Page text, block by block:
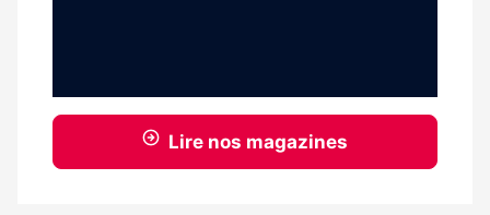
Lire nos magazines